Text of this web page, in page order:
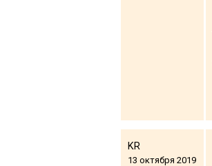
KR
13 октября 2019
Мобильная связь